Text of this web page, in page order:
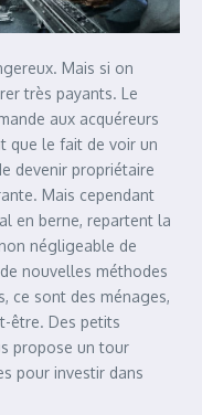
Mais si on
très payants. Le
aux acquéreurs
que le fait de voir un
devenir propriétaire
Mais cependant
en berne, repartent la
négligeable de
nouvelles méthodes
ce sont des ménages,
être. Des petits
propose un tour
pour investir dans